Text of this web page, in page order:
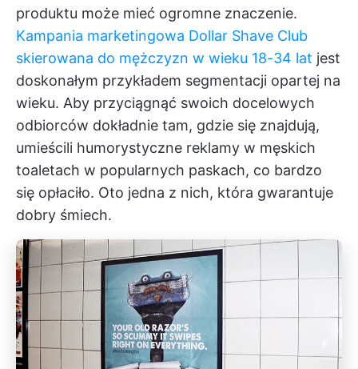
produktu może mieć ogromne znaczenie.
Kampania marketingowa Dollar Shave Club
skierowana do mężczyzn w wieku 18-34 lat jest
doskonałym przykładem segmentacji opartej na
wieku. Aby przyciągnąć swoich docelowych
odbiorców dokładnie tam, gdzie się znajdują,
umieścili humorystyczne reklamy w męskich
toaletach w popularnych paskach, co bardzo
się opłaciło. Oto jedna z nich, która gwarantuje
dobry śmiech.